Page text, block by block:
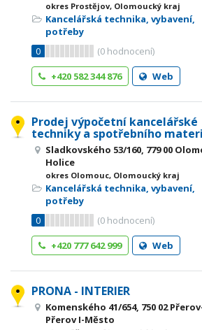
okres Prostějov, Olomoucký kraj
Kancelářská technika, vybavení,
potřeby
0
(0 hodnocení)
+420 582 344 876
Web
Prodej výpočetní kancelářské
techniky a spotřebního
Sladkovského 53/160, 779 00
Holice
okres Olomouc, Olomoucký kraj
Kancelářská technika, vybavení,
potřeby
0
(0 hodnocení)
+420 777 642 999
Web
PRONA - INTERIER
Komenského 41/654, 750 02
Přerov I-Město